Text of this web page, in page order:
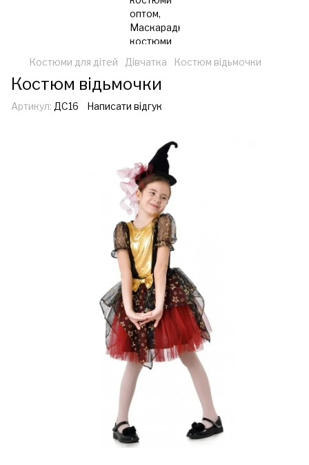
Костюми для дітей Дівчатка Костюм відьмочки
Костюм відьмочки
Артикул: ДС16 Написати відгук